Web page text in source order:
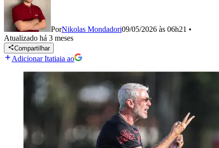
PorNikolas Mondadori09/05/2026 às 06h21 •
Atualizado há 3 meses
Compartilhar
Adicionar Itatiaia ao